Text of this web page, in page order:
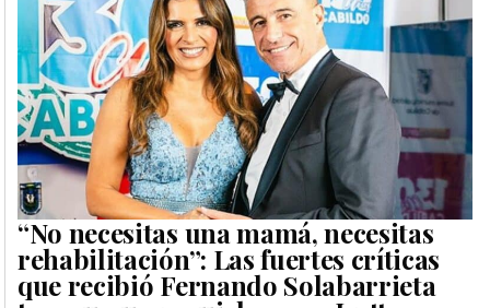
“No necesitas una mamá, necesitas
rehabilitación”: Las fuertes críticas
que recibió Fernando Solabarrieta